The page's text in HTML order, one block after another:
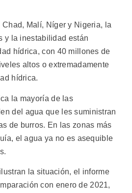
Malí, Níger y Nigeria, la
y la inestabilidad están
hídrica, con 40 millones de
altos o extremadamente
hídrica.
la mayoría de las
del agua que les suministran
de burros. En las zonas más
el agua ya no es asequible
la situación, el informe
con enero de 2021,